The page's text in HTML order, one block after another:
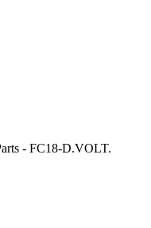
- FC18-D.VOLT.